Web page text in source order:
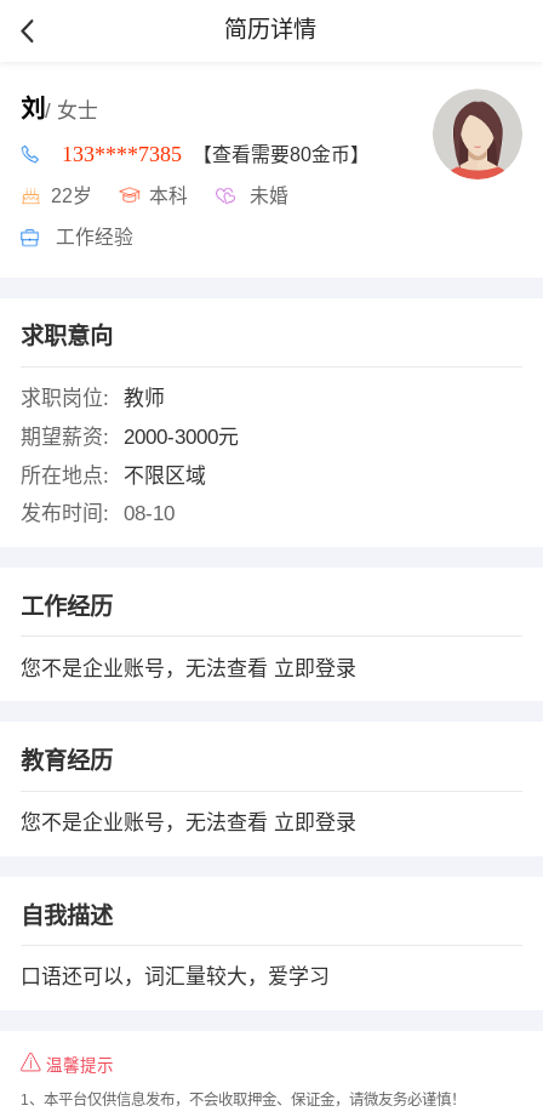
简历详情
刘 / 女士
133****7385 【查看需要80金币】
22岁 本科 未婚
工作经验
求职意向
求职岗位:
教师
期望薪资:
2000-3000元
所在地点:
不限区域
发布时间:
08-10
工作经历
您不是企业账号，无法查看 立即登录
教育经历
您不是企业账号，无法查看 立即登录
自我描述
口语还可以，词汇量较大，爱学习
温馨提示
1、本平台仅供信息发布，不会收取押金、保证金，请微友务必谨慎！